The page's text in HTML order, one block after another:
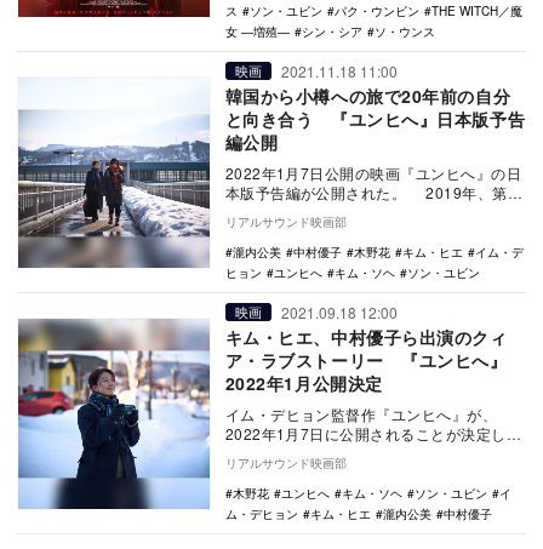
ス
ソン・ユビン パク・ウンビン
THE WITCH／魔
女 —増殖—
シン・シア ソ・ウンス
映画 2021.11.18 11:00
韓国から小樽への旅で20年前の自分
と向き合う 『ユンヒへ』日本版予告
編公開
2022年1月7日公開の映画『ユンヒへ』の日
本版予告編が公開された。 2019年、第24
回釜山国際映画祭のクロージングを飾り…
リアルサウンド映画部
瀧内公美
中村優子 木野花 キム・ヒエ
イム・デ
ヒョン
ユンヒへ キム・ソヘ ソン・ユビン
映画 2021.09.18 12:00
キム・ヒエ、中村優子ら出演のクィ
ア・ラブストーリー 『ユンヒへ』
2022年1月公開決定
イム・デヒョン監督作『ユンヒへ』が、
2022年1月7日に公開されることが決定した
本作は、2019年の第24回釜山国際映画
祭…
リアルサウンド映画部
木野花
ユンヒへ キム・ソヘ ソン・ユビン
イ
ム・デヒョン
キム・ヒエ 瀧内公美 中村優子